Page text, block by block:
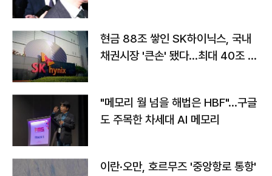
현금 88조 쌓인 SK하이닉스, 국내
채권시장 '큰손' 됐다…최대 40조 투
"메모리 월 넘을 해법은 HBF"…구글
도 주목한 차세대 AI 메모리
이란·오만, 호르무즈 '중앙항로 통항'